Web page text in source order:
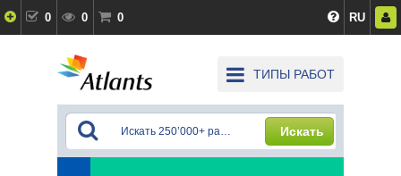
0 0 0 RU
ТИПЫ РАБОТ
Искать